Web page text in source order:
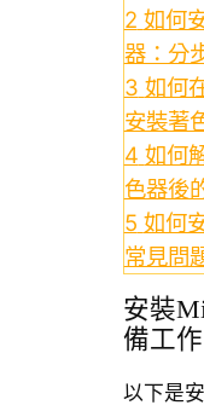
2 如何
器：分
3 如何
安裝著
4 如何
色器後
5 如何
常見問
安裝
備工作
以下是